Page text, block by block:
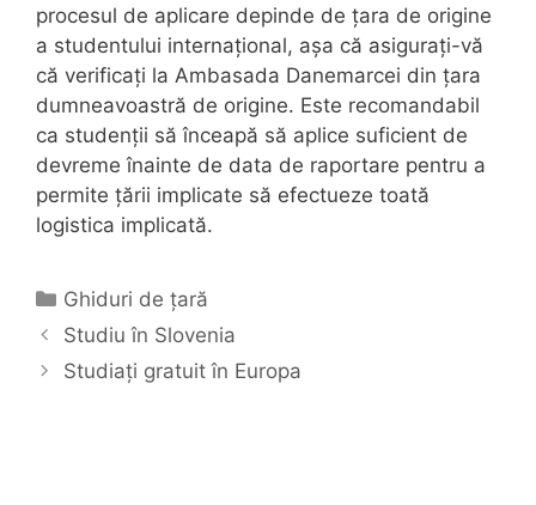
procesul de aplicare depinde de țara de origine
a studentului internațional, așa că asigurați-vă
că verificați la Ambasada Danemarcei din țara
dumneavoastră de origine. Este recomandabil
ca studenții să înceapă să aplice suficient de
devreme înainte de data de raportare pentru a
permite țării implicate să efectueze toată
logistica implicată.
Categorii
Ghiduri de țară
Studiu în Slovenia
Studiați gratuit în Europa